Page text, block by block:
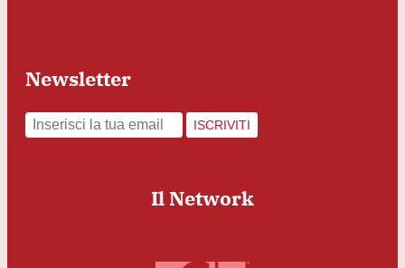
Newsletter
ISCRIVITI
Il Network